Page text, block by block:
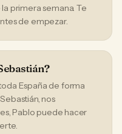
primera semana. Te
de empezar.
España de forma
nos
Pablo puede hacer